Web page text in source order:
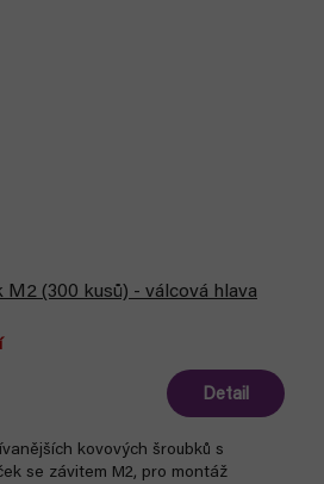
M2 (300 kusů) - válcová hlava
Detail
kovových šroubků s
se závitem M2, pro montáž